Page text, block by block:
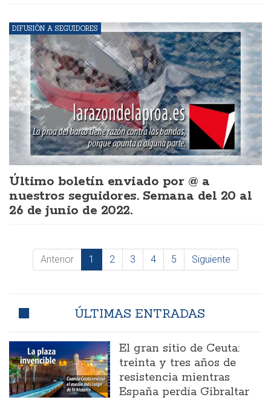
DIFUSIÓN A SEGUIDORES
Último boletín enviado por @ a
nuestros seguidores. Semana del 20 al
26 de junio de 2022.
Anterior 1 2 3 4 5 Siguiente
ÚLTIMAS ENTRADAS
El gran sitio de Ceuta:
treinta y tres años de
resistencia mientras
España perdía Gibraltar